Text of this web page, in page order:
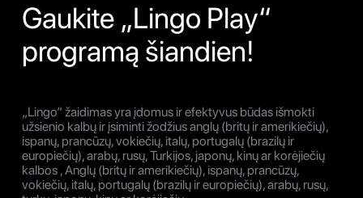
Gaukite „Lingo Play“
programą šiandien!
„Lingo“ žaidimas yra įdomus ir efektyvus būdas išmokti
užsienio kalbų ir įsiminti žodžius anglų (britų ir amerikiečių),
ispanų, prancūzų, vokiečių, italų, portugalų (brazilų ir
europiečių), arabų, rusų, Turkijos, japonų, kinų ar korėjiečių
kalbos , Anglų (britų ir amerikiečių), ispanų, prancūzų,
vokiečių, italų, portugalų (brazilų ir europiečių), arabų, rusų,